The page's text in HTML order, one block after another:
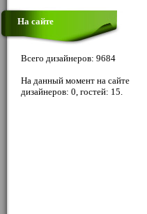
На сайте
Всего дизайнеров: 9684
На данный момент на сайте
дизайнеров: 0, гостей: 15.